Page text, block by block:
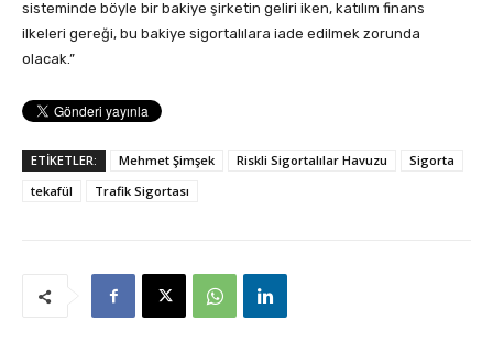
sisteminde böyle bir bakiye şirketin geliri iken, katılım finans
ilkeleri gereği, bu bakiye sigortalılara iade edilmek zorunda
olacak.”
ETİKETLER: Mehmet Şimşek Riskli Sigortalılar Havuzu
Sigorta
tekafül
Trafik Sigortası